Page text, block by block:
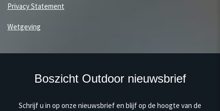
Privacy Statement
Wetgeving
Boszicht Outdoor nieuwsbrief
Schrijf u in op onze nieuwsbrief en blijf op de hoogte van de